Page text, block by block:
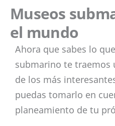
Museos
el mundo
Ahora que sabes lo
submarino te traemos
de los más
puedas tomarlo en
planeamiento de tu